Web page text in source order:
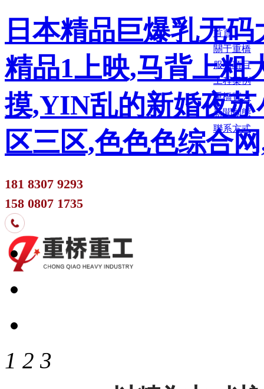
日本精品巨爆乳无
精品1上映,马背上粗
摸,YIN乱的新婚夜
区三区,色色色综合
181 8307 9293
158 0807 1735
首頁
關于重橋
服務項目
工程案例
重橋實力
新聞動態
聯系方式
1 2 3